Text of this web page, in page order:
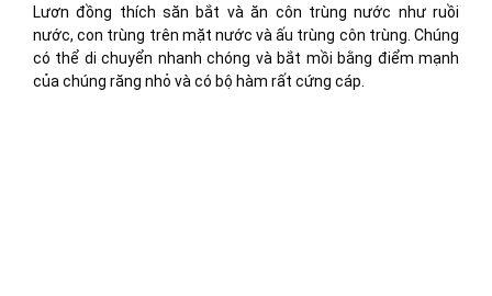
Lươn đồng thích săn bắt và ăn côn trùng nước như ruồi
nước, con trùng trên mặt nước và ấu trùng côn trùng. Chúng
có thể di chuyển nhanh chóng và bắt mồi bằng điểm mạnh
của chúng răng nhỏ và có bộ hàm rất cứng cáp.